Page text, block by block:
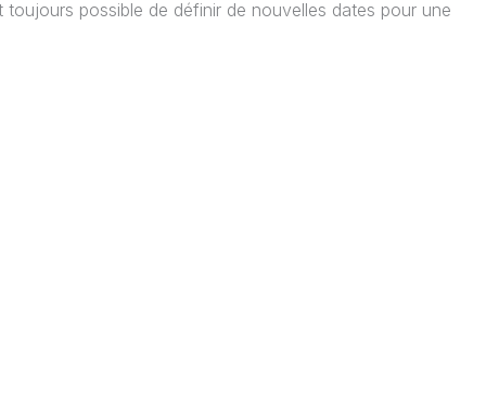
possible de définir de nouvelles dates pour une